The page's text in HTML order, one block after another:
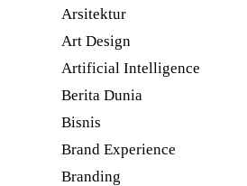
Arsitektur
Art Design
Artificial Intelligence
Berita Dunia
Bisnis
Brand Experience
Branding